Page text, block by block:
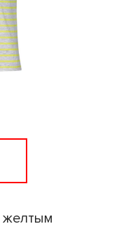
желтым